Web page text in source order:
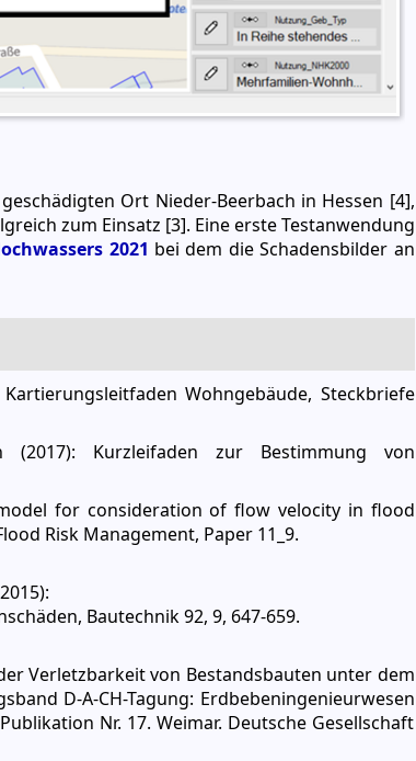
Ort Nieder-Beerbach in Hessen [4],
zum Einsatz [3]. Eine erste Testanwendung
2021 bei dem die Schadensbilder an
Wohngebäude, Steckbriefe
Kurzleifaden zur Bestimmung von
for consideration of flow velocity in flood
Risk Management, Paper 11_9.
Bautechnik 92, 9, 647-659.
Verletzbarkeit von Bestandsbauten unter dem
D-A-CH-Tagung: Erdbebeningenieurwesen
Nr. 17. Weimar. Deutsche Gesellschaft